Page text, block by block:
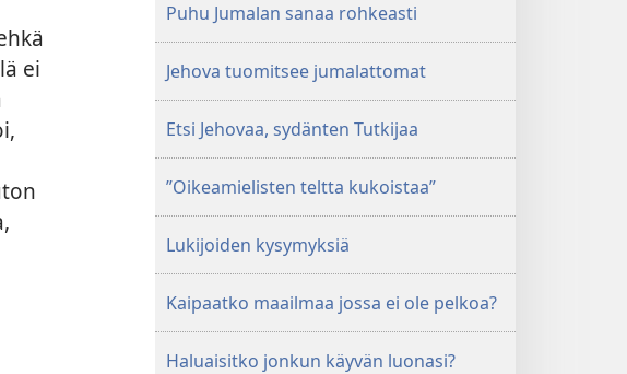
ei
Puhu Jumalan sanaa rohkeasti
Jehova tuomitsee jumalattomat
Etsi Jehovaa, sydänten Tutkijaa
”Oikeamielisten teltta kukoistaa”
Lukijoiden kysymyksiä
Kaipaatko maailmaa jossa ei ole pelkoa?
Haluaisitko jonkun käyvän luonasi?